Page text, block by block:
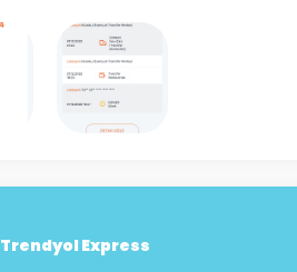
Trendyol Express